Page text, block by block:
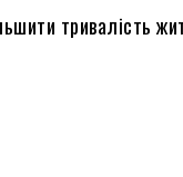
тривалість